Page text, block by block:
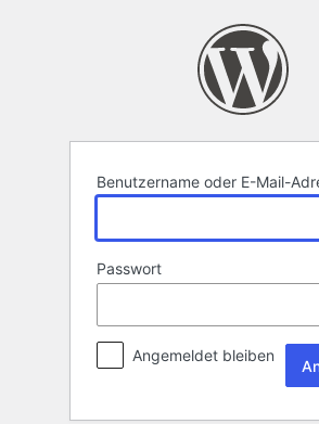
Benutzername oder E-Mail-
Passwort
Angemeldet bleiben